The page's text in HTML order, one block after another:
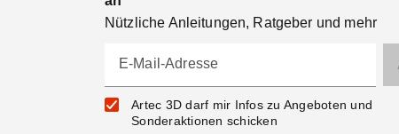
Nützliche Anleitungen, Ratgeber und mehr
E-Mail-Adresse
Artec 3D darf mir Infos zu Angeboten und
Sonderaktionen schicken